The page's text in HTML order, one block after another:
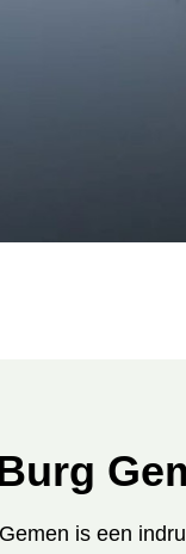
is een